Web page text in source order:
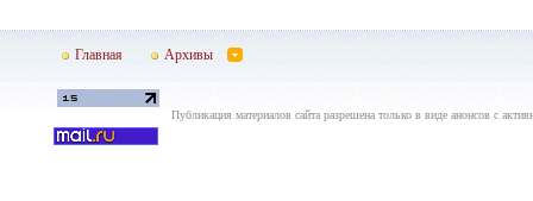
Главная Архивы
Публикация материалов сайта разрешена только в виде анонсов с